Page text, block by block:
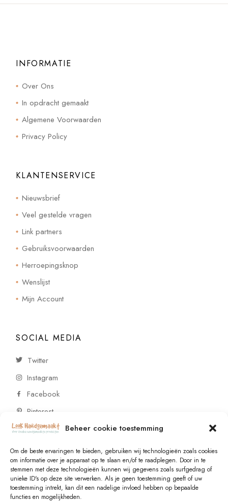
Beheer cookie toestemming
Om de beste ervaringen te bieden, gebruiken wij technologieën zoals cookies
om informatie over je apparaat op te slaan en/of te raadplegen. Door in te
stemmen met deze technologieën kunnen wij gegevens zoals surfgedrag of
unieke ID's op deze site verwerken. Als je geen toestemming geeft of uw
toestemming intrekt, kan dit een nadelige invloed hebben op bepaalde
functies en mogelijkheden.
INFORMATIE
Over Ons
In opdracht gemaakt
Algemene Voorwaarden
Privacy Policy
KLANTENSERVICE
Nieuwsbrief
Veel gestelde vragen
Link partners
Gebruiksvoorwaarden
Herroepingsknop
Wenslijst
Mijn Account
SOCIAL MEDIA
Twitter
Instagram
Facebook
Pinterest
CONTACT
Vragen of wensen? Neem contact op!
+31 (0)6 229 021 29